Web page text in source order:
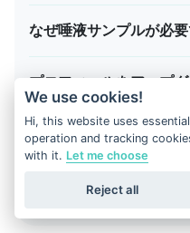
なぜ唾液サンプルが必
プロフィールをアップ
ばよいですか？
なぜGeneus DNAを選ぶ
We use cookies!
Hi, this website uses
operation and tracking
with it. Let me choose
Reject all